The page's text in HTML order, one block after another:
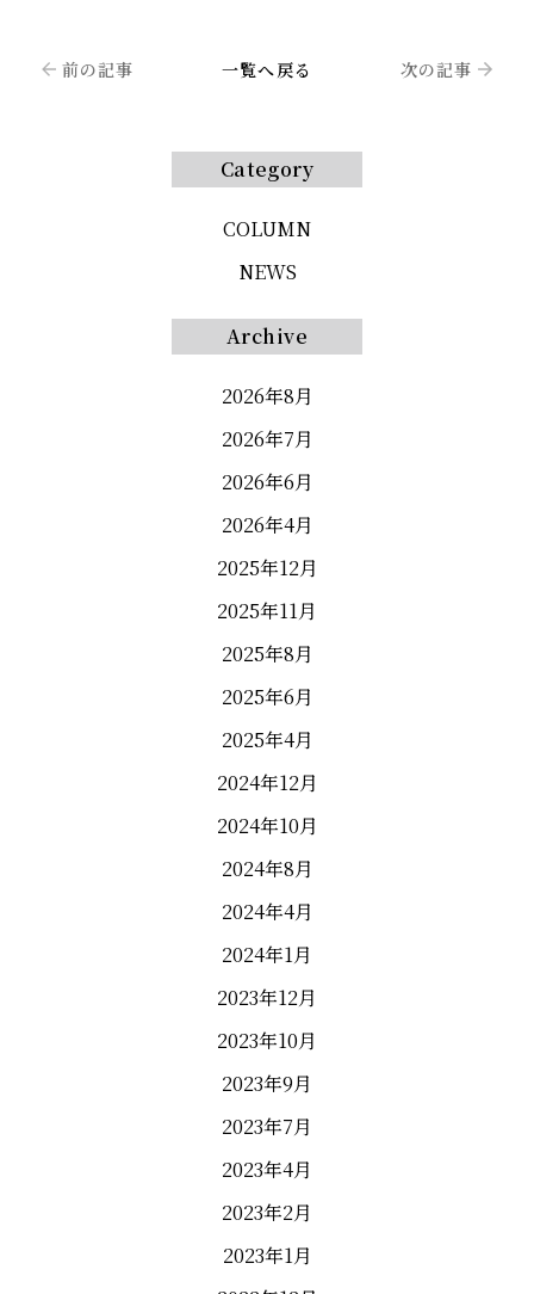
前の記事 一覧へ戻る 次の記事
Category
COLUMN
NEWS
Archive
2026年8月
2026年7月
2026年6月
2026年4月
2025年12月
2025年11月
2025年8月
2025年6月
2025年4月
2024年12月
2024年10月
2024年8月
2024年4月
2024年1月
2023年12月
2023年10月
2023年9月
2023年7月
2023年4月
2023年2月
2023年1月